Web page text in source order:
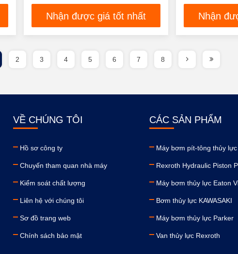
Nhận được giá tốt nhất
A10VSO140
VSC12N00
Nhận
2 3 4 5 6 7 8
VỀ CHÚNG TÔI
Hồ sơ công ty
Chuyến tham quan nhà máy
Kiểm soát chất lượng
Liên hệ với chúng tôi
Sơ đồ trang web
Chính sách bảo mật
CÁC SẢN PHẨM
Máy bơm pít-tông thủy lực
Rexroth Hydraulic Piston
Máy bơm thủy lực Eaton
Bơm thủy lực KAWASAKI
Máy bơm thủy lực Parker
Van thủy lực Rexroth